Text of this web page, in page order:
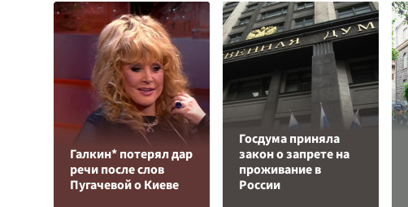
Галкин* потерял дар
речи после слов
Пугачевой о Киеве
Госдума приняла
закон о запрете на
проживание в
России